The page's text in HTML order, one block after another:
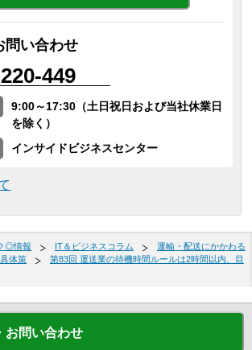
問い合わせ
449
9:00～17:30（土日祝日および当社休業日
を除く）
インサイドビジネスセンター
◎情報 IT＆ビジネスコラム
運輸・配送にかかわる
体策
第83回 運送業の待機時間ルールは2時間以内、目
お問い合わせ